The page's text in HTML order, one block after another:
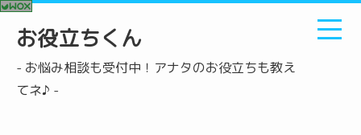
お役立ちくん
- お悩み相談も受付中！アナタのお役立ちも教え
てネ♪ -